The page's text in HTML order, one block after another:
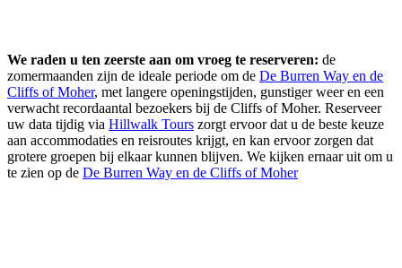
We raden u ten zeerste aan om vroeg te reserveren: de
zomermaanden zijn de ideale periode om de De Burren Way en de
Cliffs of Moher, met langere openingstijden, gunstiger weer en een
verwacht recordaantal bezoekers bij de Cliffs of Moher. Reserveer
uw data tijdig via Hillwalk Tours zorgt ervoor dat u de beste keuze
aan accommodaties en reisroutes krijgt, en kan ervoor zorgen dat
grotere groepen bij elkaar kunnen blijven. We kijken ernaar uit om u
te zien op de De Burren Way en de Cliffs of Moher